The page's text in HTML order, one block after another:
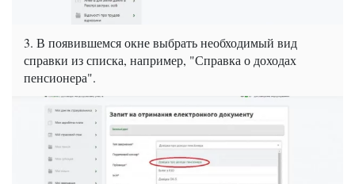
3. В появившемся окне выбрать необходимый вид
справки из списка, например, "Справка о доходах
пенсионера".